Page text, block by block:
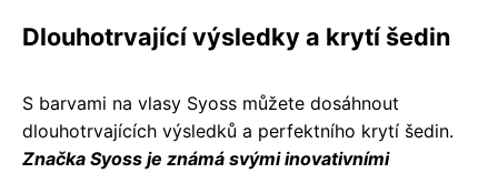
Dlouhotrvající výsledky a krytí šedin
S barvami na vlasy Syoss můžete dosáhnout
dlouhotrvajících výsledků a perfektního krytí šedin.
Značka Syoss je známá svými inovativními